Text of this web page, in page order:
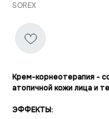
SOREX
Крем-корнеотерапия -
атопичной кожи лица и
ЭФФЕКТЫ: